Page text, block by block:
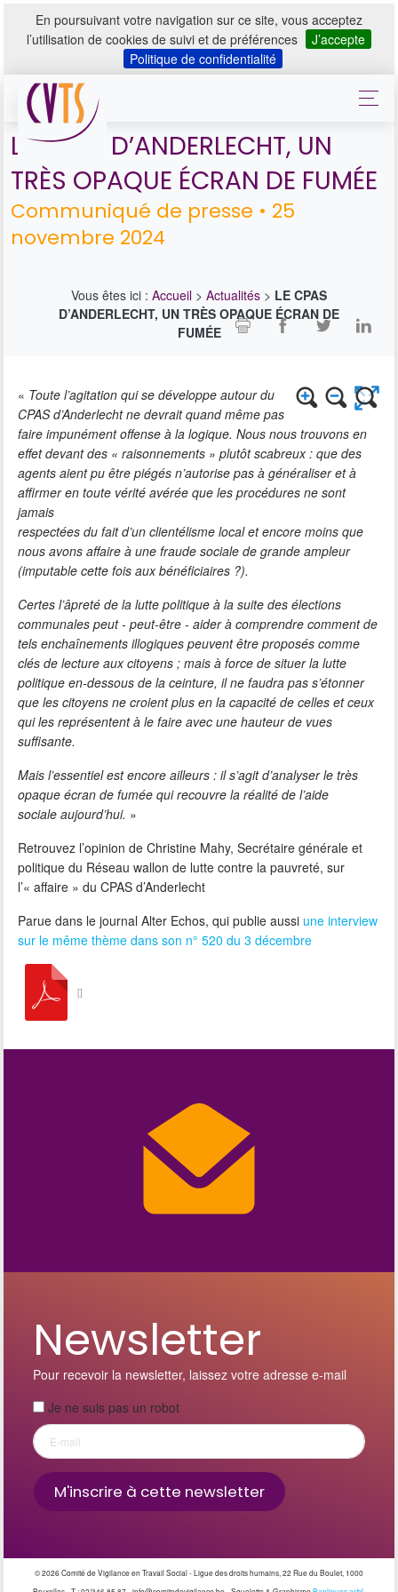
En poursuivant votre navigation sur ce site, vous acceptez
l’utilisation de cookies de suivi et de préférences
J’accepte
Politique de confidentialité
LE CPAS D’ANDERLECHT, UN
TRÈS OPAQUE ÉCRAN DE FUMÉE
Communiqué de presse • 25
novembre 2024
Vous êtes ici : Accueil > Actualités > LE CPAS
D’ANDERLECHT, UN TRÈS OPAQUE ÉCRAN DE
FUMÉE
« Toute l’agitation qui se développe autour du
CPAS d’Anderlecht ne devrait quand même pas
faire impunément offense à la logique. Nous nous trouvons en
effet devant des « raisonnements » plutôt scabreux : que des
agents aient pu être piégés n’autorise pas à généraliser et à
affirmer en toute vérité avérée que les procédures ne sont
jamais
respectées du fait d’un clientélisme local et encore moins que
nous avons affaire à une fraude sociale de grande ampleur
(imputable cette fois aux bénéficiaires ?).
Certes l’âpreté de la lutte politique à la suite des élections
communales peut - peut-être - aider à comprendre comment de
tels enchaînements illogiques peuvent être proposés comme
clés de lecture aux citoyens ; mais à force de situer la lutte
politique en-dessous de la ceinture, il ne faudra pas s’étonner
que les citoyens ne croient plus en la capacité de celles et ceux
qui les représentent à le faire avec une hauteur de vues
suffisante.
Mais l’essentiel est encore ailleurs : il s’agit d’analyser le très
opaque écran de fumée qui recouvre la réalité de l’aide
sociale aujourd’hui. »
Retrouvez l’opinion de Christine Mahy, Secrétaire générale et
politique du Réseau wallon de lutte contre la pauvreté, sur
l’« affaire » du CPAS d’Anderlecht
Parue dans le journal Alter Echos, qui publie aussi une interview
sur le même thème dans son n° 520 du 3 décembre
Newsletter
Pour recevoir la newsletter, laissez votre adresse e-mail
Je ne suis pas un robot
©2026 Comité de Vigilance en Travail Social - Ligue des droits humains, 22 Rue du Boulet, 1000